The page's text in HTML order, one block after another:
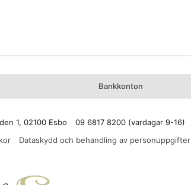
Bankkonton
1, 02100 Esbo
09 6817 8200 (vardagar 9-16)
Dataskydd och behandling av personuppgifter